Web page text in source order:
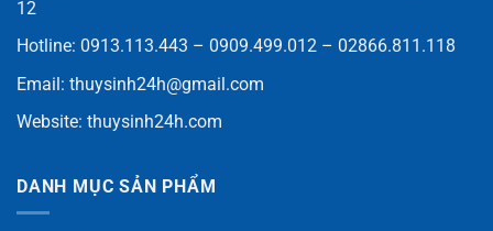
12
Hotline: 0913.113.443 – 0909.499.012 – 02866.811.118
Email: thuysinh24h@gmail.com
Website: thuysinh24h.com
DANH MỤC SẢN PHẨM